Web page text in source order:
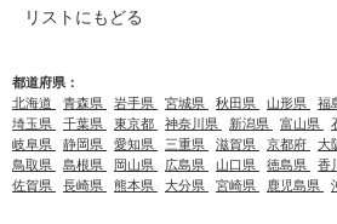
リストにもどる
都道府県：
北海道
青森県 岩手県 宮城県 秋田県 山形県 福
埼玉県
千葉県 東京都 神奈川県 新潟県 富山県
岐阜県
静岡県 愛知県 三重県 滋賀県 京都府 大
鳥取県
島根県 岡山県 広島県 山口県 徳島県 香
佐賀県
長崎県 熊本県 大分県 宮崎県 鹿児島県